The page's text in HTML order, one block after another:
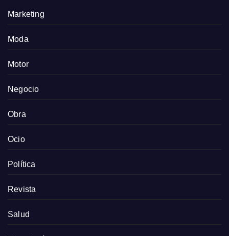
Marketing
Moda
Motor
Negocio
Obra
Ocio
Política
Revista
Salud